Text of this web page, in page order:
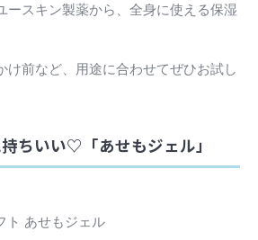
ースキン製薬から、全身に使える保湿
け前など、用途に合わせてぜひお試し
ちいい♡「あせもジェル」
ト あせもジェル